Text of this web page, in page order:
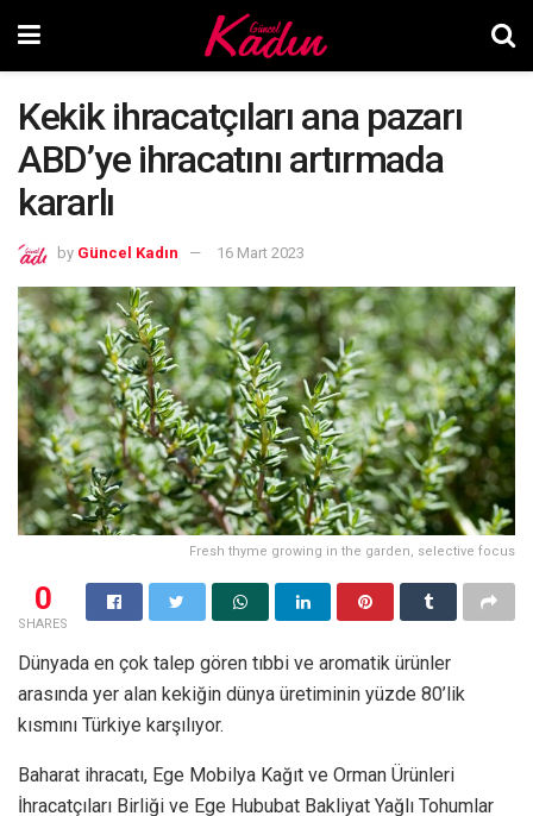
Kekik ihracatçıları ana pazarı
ABD’ye ihracatını artırmada
kararlı
by Güncel Kadın 16 Mart 2023
Fresh thyme growing in the garden, selective focus
0
SHARES
Dünyada en çok talep gören tıbbi ve aromatik ürünler
arasında yer alan kekiğin dünya üretiminin yüzde 80’lik
kısmını Türkiye karşılıyor.
Baharat ihracatı, Ege Mobilya Kağıt ve Orman Ürünleri
İhracatçıları Birliği ve Ege Hububat Bakliyat Yağlı Tohumlar